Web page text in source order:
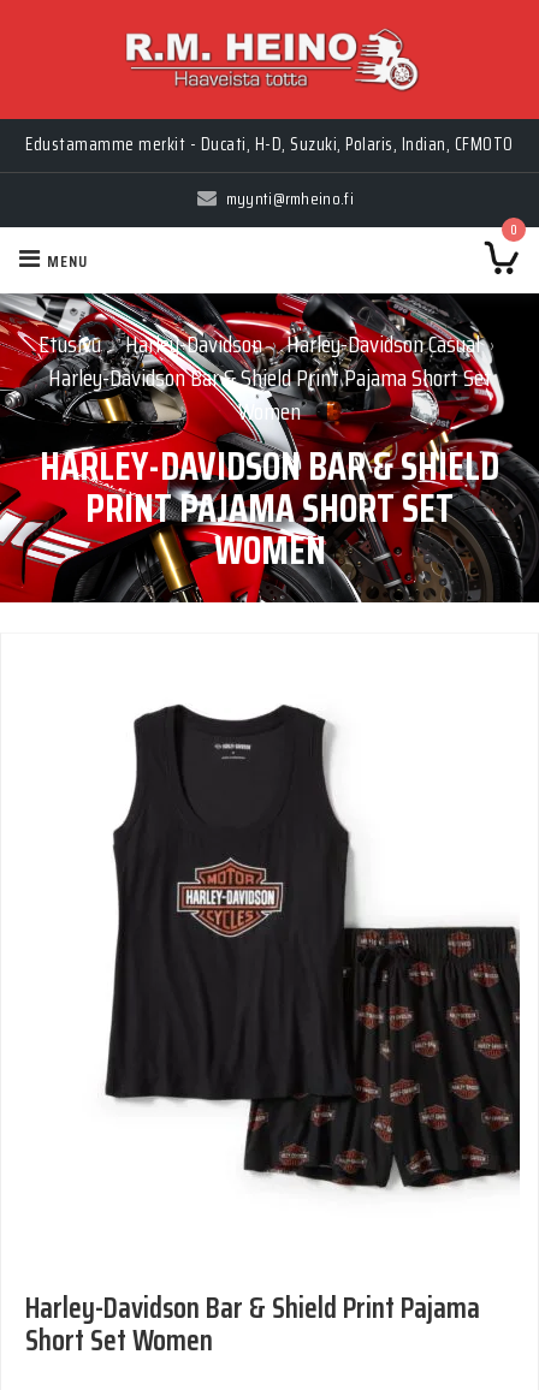
Edustamamme merkit - Ducati, H-D, Suzuki, Polaris, Indian, CFMOTO
myynti@rmheino.fi
0
MENU
Etusivu › Harley-Davidson › Harley-Davidson Casual ›
Harley-Davidson Bar & Shield Print Pajama Short Set
Women
HARLEY-DAVIDSON BAR & SHIELD
PRINT PAJAMA SHORT SET
WOMEN
Harley-Davidson Bar & Shield Print Pajama
Short Set Women